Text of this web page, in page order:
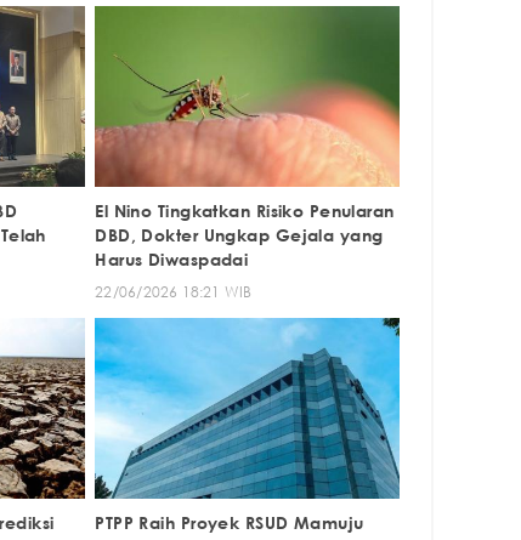
El Nino Tingkatkan Risiko Penularan
DBD, Dokter Ungkap Gejala yang
Harus Diwaspadai
22/06/2026 18:21 WIB
PTPP Raih Proyek RSUD Mamuju